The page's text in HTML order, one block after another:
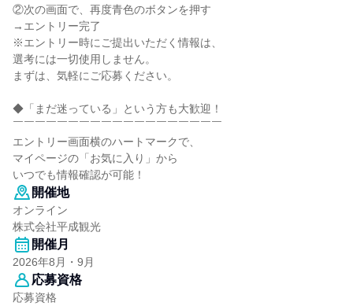
②次の画面で、再度青色のボタンを押す
→エントリー完了
※エントリー時にご提出いただく情報は、
選考には一切使用しません。
まずは、気軽にご応募ください。
◆「まだ迷っている」という方も大歓迎！
￣￣￣￣￣￣￣￣￣￣￣￣￣￣￣￣￣￣￣
エントリー画面横のハートマークで、
マイページの「お気に入り」から
いつでも情報確認が可能！
開催地
オンライン
株式会社平成観光
開催月
2026年8月・9月
応募資格
応募資格